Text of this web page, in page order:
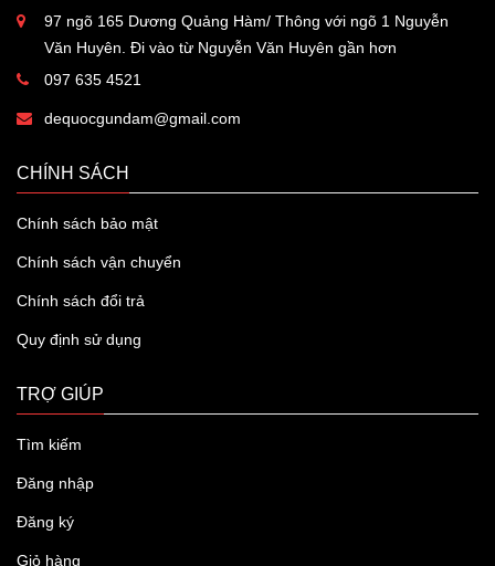
97 ngõ 165 Dương Quảng Hàm/ Thông với ngõ 1 Nguyễn
Văn Huyên. Đi vào từ Nguyễn Văn Huyên gần hơn
097 635 4521
dequocgundam@gmail.com
CHÍNH SÁCH
Chính sách bảo mật
Chính sách vận chuyển
Chính sách đổi trả
Quy định sử dụng
TRỢ GIÚP
Tìm kiếm
Đăng nhập
Đăng ký
Giỏ hàng